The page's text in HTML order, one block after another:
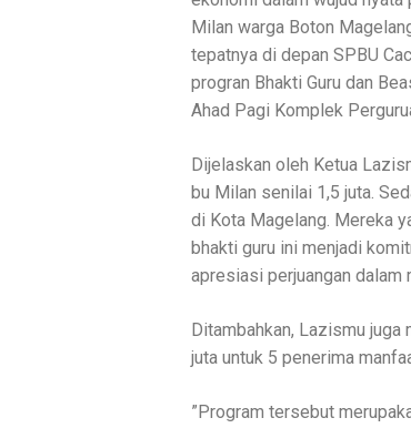
Milan warga Boton
tepatnya di depan SPBU
progran Bhakti Guru dan
Ahad Pagi Komplek
Dijelaskan oleh Ketua
bu Milan senilai 1,5 juta.
di Kota Magelang. Mereka
bhakti guru ini menjadi
apresiasi perjuangan
Ditambahkan, Lazismu
juta untuk 5 penerima
”Program tersebut